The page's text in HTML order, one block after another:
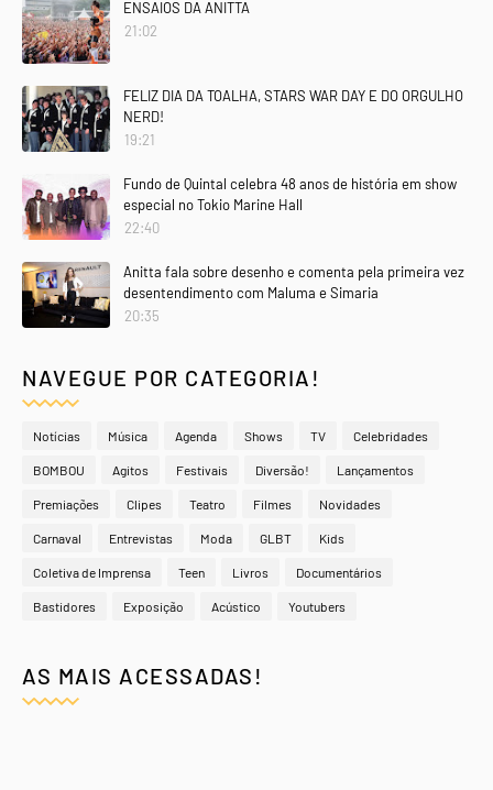
ENSAIOS DA ANITTA
21:02
FELIZ DIA DA TOALHA, STARS WAR DAY E DO ORGULHO
NERD!
19:21
Fundo de Quintal celebra 48 anos de história em show
especial no Tokio Marine Hall
22:40
Anitta fala sobre desenho e comenta pela primeira vez
desentendimento com Maluma e Simaria
20:35
NAVEGUE POR CATEGORIA!
Notícias Música Agenda Shows TV Celebridades
BOMBOU Agitos Festivais Diversão! Lançamentos
Premiações Clipes Teatro Filmes Novidades
Carnaval Entrevistas Moda GLBT Kids
Coletiva de Imprensa Teen Livros Documentários
Bastidores Exposição Acústico Youtubers
AS MAIS ACESSADAS!